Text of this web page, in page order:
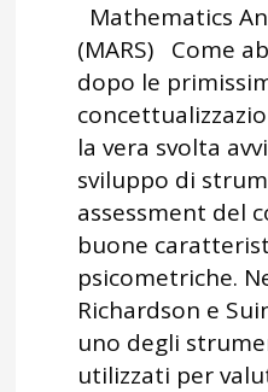
Mathematics
(MARS) Come
dopo le
la vera svolta
sviluppo di
assessment del
buone
psicometriche.
Richardson e
uno degli
utilizzati per